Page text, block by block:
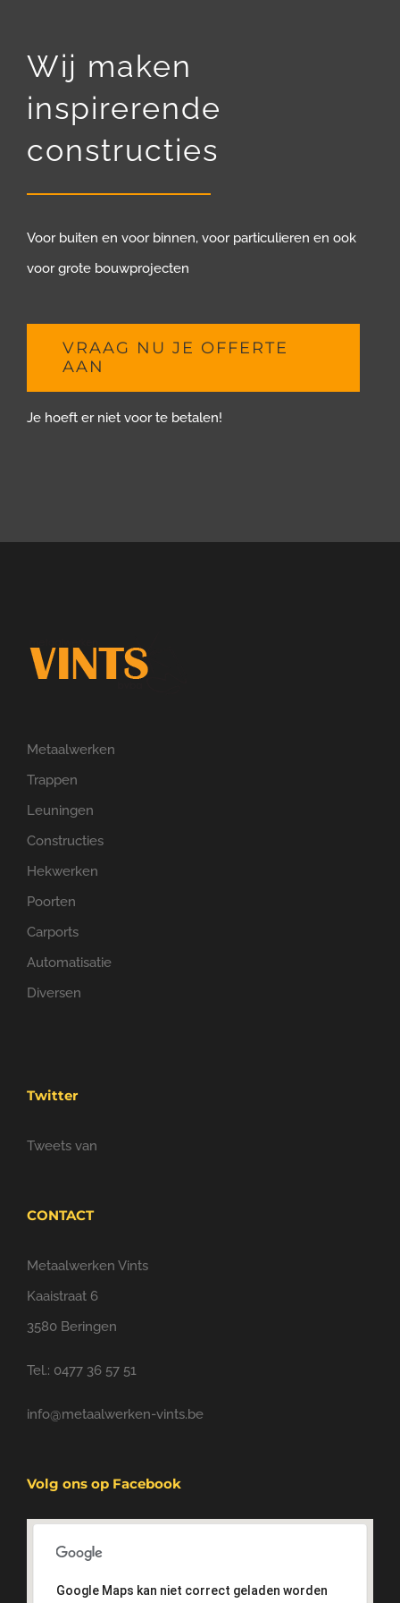
Wij maken
inspirerende
constructies
Voor buiten en voor binnen, voor particulieren en ook
voor grote bouwprojecten
VRAAG NU JE OFFERTE
AAN
Je hoeft er niet voor te betalen!
Metaalwerken
Trappen
Leuningen
Constructies
Hekwerken
Poorten
Carports
Automatisatie
Diversen
Twitter
Tweets van
CONTACT
Metaalwerken Vints
Kaaistraat 6
3580 Beringen
Tel.: 0477 36 57 51
info@metaalwerken-vints.be
Volg ons op Facebook
Google Maps kan niet correct geladen worden